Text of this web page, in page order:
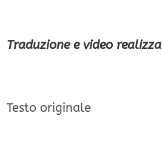
Traduzione e video
Testo originale